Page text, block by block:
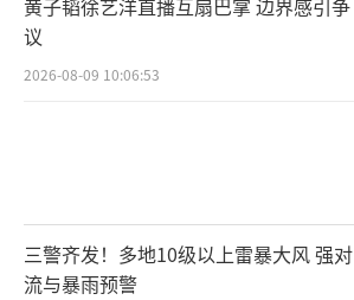
黄子韬徐艺洋直播互扇巴掌 边界感引争
议
2026-08-09 10:06:53
三警齐发！多地10级以上雷暴大风 强对
流与暴雨预警